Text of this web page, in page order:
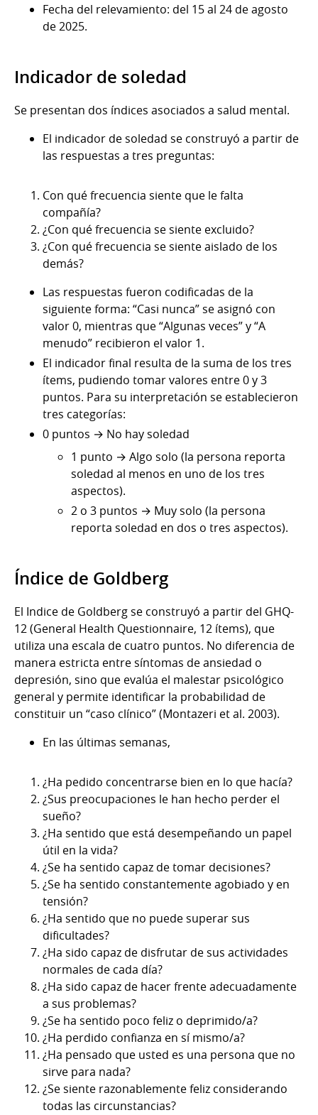
Fecha del relevamiento: del 15 al 24 de agosto
de 2025.
Indicador de soledad
Se presentan dos índices asociados a salud mental.
El indicador de soledad se construyó a partir de
las respuestas a tres preguntas:
Con qué frecuencia siente que le falta
compañía?
¿Con qué frecuencia se siente excluido?
¿Con qué frecuencia se siente aislado de los
demás?
Las respuestas fueron codificadas de la
siguiente forma: “Casi nunca” se asignó con
valor 0, mientras que “Algunas veces” y “A
menudo” recibieron el valor 1.
El indicador final resulta de la suma de los tres
ítems, pudiendo tomar valores entre 0 y 3
puntos. Para su interpretación se establecieron
tres categorías:
0 puntos → No hay soledad
1 punto → Algo solo (la persona reporta
soledad al menos en uno de los tres
aspectos).
2 o 3 puntos → Muy solo (la persona
reporta soledad en dos o tres aspectos).
Índice de Goldberg
El Indice de Goldberg se construyó a partir del GHQ-
12 (General Health Questionnaire, 12 ítems), que
utiliza una escala de cuatro puntos. No diferencia de
manera estricta entre síntomas de ansiedad o
depresión, sino que evalúa el malestar psicológico
general y permite identificar la probabilidad de
constituir un “caso clínico” (Montazeri et al. 2003).
En las últimas semanas,
¿Ha pedido concentrarse bien en lo que hacía?
¿Sus preocupaciones le han hecho perder el
sueño?
¿Ha sentido que está desempeñando un papel
útil en la vida?
¿Se ha sentido capaz de tomar decisiones?
¿Se ha sentido constantemente agobiado y en
tensión?
¿Ha sentido que no puede superar sus
dificultades?
¿Ha sido capaz de disfrutar de sus actividades
normales de cada día?
¿Ha sido capaz de hacer frente adecuadamente
a sus problemas?
¿Se ha sentido poco feliz o deprimido/a?
¿Ha perdido confianza en sí mismo/a?
¿Ha pensado que usted es una persona que no
sirve para nada?
¿Se siente razonablemente feliz considerando
todas las circunstancias?